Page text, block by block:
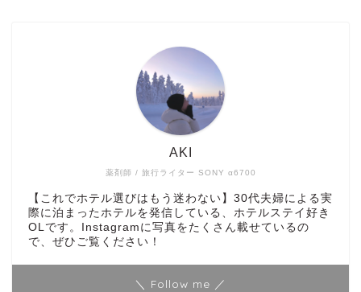
薬剤師 / 旅行ライター SONY α6700
AKI
【これでホテル選びはもう迷わない】30代夫婦による実
際に泊まったホテルを発信している、ホテルステイ好き
OLです。Instagramに写真をたくさん載せているの
で、ぜひご覧ください！
＼ Follow me ／